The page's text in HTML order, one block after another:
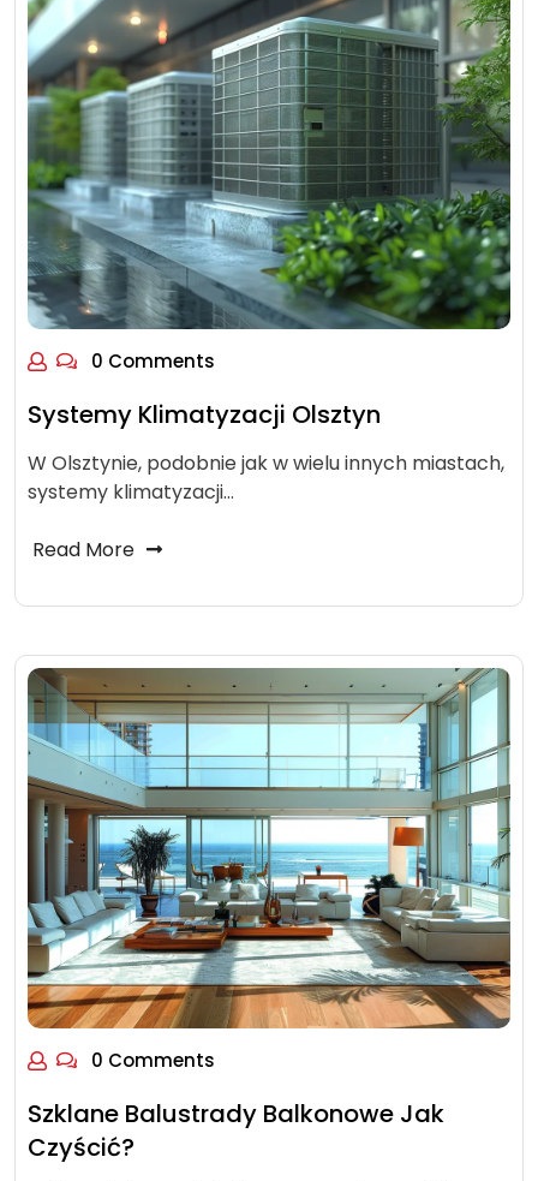
0 Comments
Systemy Klimatyzacji Olsztyn
W Olsztynie, podobnie jak w wielu innych miastach,
systemy klimatyzacji…
Read More
0 Comments
Szklane Balustrady Balkonowe Jak
Czyścić?